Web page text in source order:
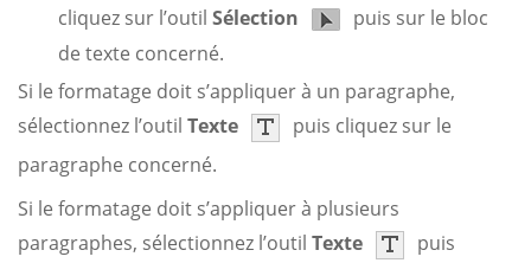
cliquez sur l’outil Sélection
puis sur le bloc
de texte concerné.
Si le formatage doit s’appliquer à un paragraphe,
sélectionnez l’outil Texte
puis cliquez sur le
paragraphe concerné.
Si le formatage doit s’appliquer à plusieurs
paragraphes, sélectionnez l’outil Texte
puis